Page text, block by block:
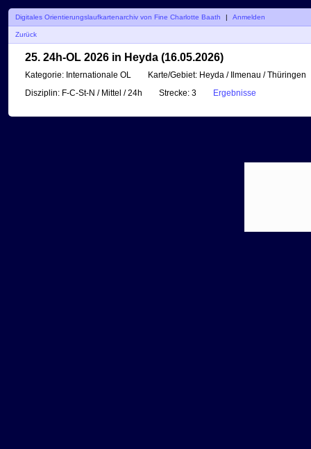
Digitales Orientierungslaufkartenarchiv von Fine Charlotte Baath | Anmelden
Zurück
25. 24h-OL 2026 in Heyda (16.05.2026)
Kategorie: Internationale OL Karte/Gebiet: Heyda / Ilmenau / Thüringen
Disziplin: F-C-St-N / Mittel / 24h Strecke: 3 Ergebnisse